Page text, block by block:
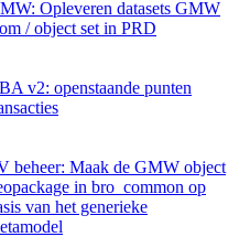
Opleveren datasets GMW
/ object set in PRD
v2: openstaande punten
beheer: Maak de GMW object
in bro_common op
van het generieke